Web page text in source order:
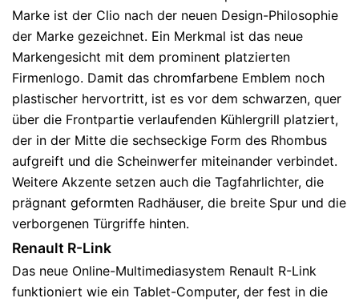
Marke ist der Clio nach der neuen Design-Philosophie
der Marke gezeichnet. Ein Merkmal ist das neue
Markengesicht mit dem prominent platzierten
Firmenlogo. Damit das chromfarbene Emblem noch
plastischer hervortritt, ist es vor dem schwarzen, quer
über die Frontpartie verlaufenden Kühlergrill platziert,
der in der Mitte die sechseckige Form des Rhombus
aufgreift und die Scheinwerfer miteinander verbindet.
Weitere Akzente setzen auch die Tagfahrlichter, die
prägnant geformten Radhäuser, die breite Spur und die
verborgenen Türgriffe hinten.
Renault R-Link
Das neue Online-Multimediasystem Renault R-Link
funktioniert wie ein Tablet-Computer, der fest in die